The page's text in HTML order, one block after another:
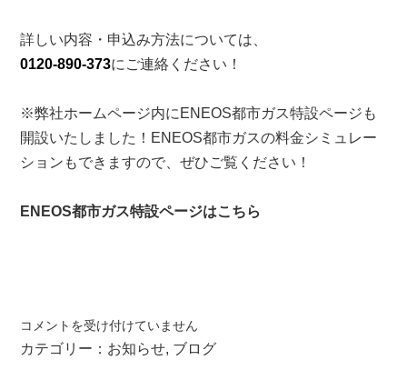
詳しい内容・申込み方法については、
0120-890-373にご連絡ください！
※弊社ホームページ内にENEOS都市ガス特設ページも
開設いたしました！ENEOS都市ガスの料金シミュレー
ションもできますので、ぜひご覧ください！
ENEOS都市ガス特設ページはこちら
【E
N
コメントを受け付けていません
カテゴリー： お知らせ, ブログ